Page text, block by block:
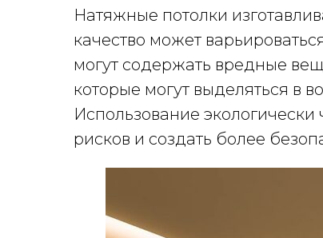
Натяжные потолки
качество может
могут содержать вредные
которые могут выделяться в
Использование
рисков и создать более